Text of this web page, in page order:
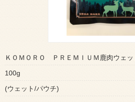
ＫＯＭＯＲＯ ＰＲＥＭＩＵＭ鹿肉ウェッ
100g
(ウェット/パウチ)